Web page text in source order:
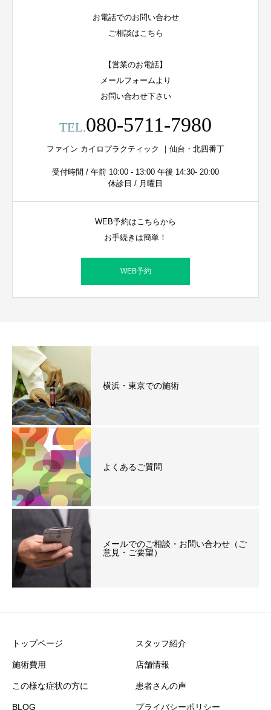
お電話でのお問い合わせ
ご相談はこちら
【営業のお電話】
メールフォームより
お問い合わせ下さい
TEL.080-5711-7980
ファイン カイロプラクティック ｜仙台・北四番丁
受付時間 / 午前 10:00 - 13:00 午後 14:30- 20:00
休診日 / 月曜日
WEB予約はこちらから
お手続きは簡単！
WEB予約
横浜・東京での施術
よくあるご質問
メールでのご相談・お問い合わせ（ご
意見・ご要望）
トップページ スタッフ紹介
施術費用 店舗情報
この様な症状の方に 患者さんの声
BLOG プライバシーポリシー